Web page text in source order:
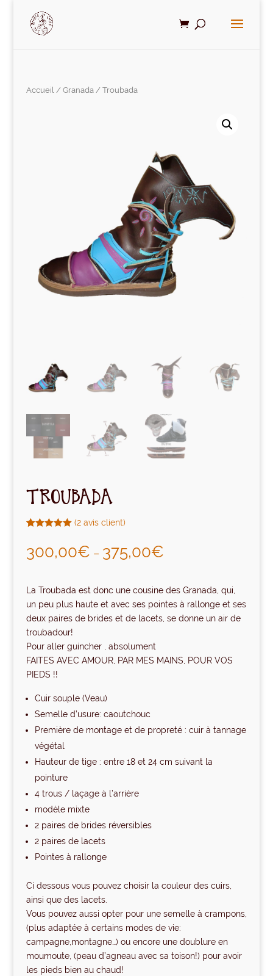
Accueil/ Granada/ Troubada
TROUBADA
basé sur
notations
(2 avis client)
300,00€ – 375,00€
La Troubada est donc une cousine des Granada, qui,
un peu plus haute et avec ses pointes à rallonge et ses
deux paires de brides et de lacets, se donne un air de
troubadour!
Pour aller guincher , absolument
FAITES AVEC AMOUR, PAR MES MAINS, POUR VOS
PIEDS !!
Cuir souple (Veau)
Semelle d’usure: caoutchouc
Première de montage et de propreté : cuir à tannage
végétal
Hauteur de tige : entre 18 et 24 cm suivant la
pointure
4 trous / laçage à l’arrière
modèle mixte
2 paires de brides réversibles
2 paires de lacets
Pointes à rallonge
Ci dessous vous pouvez choisir la couleur des cuirs,
ainsi que des lacets.
Vous pouvez aussi opter pour une semelle à crampons,
(plus adaptée à certains modes de vie:
campagne,montagne…) ou encore une doublure en
moumoute, (peau d’agneau avec sa toison!) pour avoir
les pieds bien au chaud!